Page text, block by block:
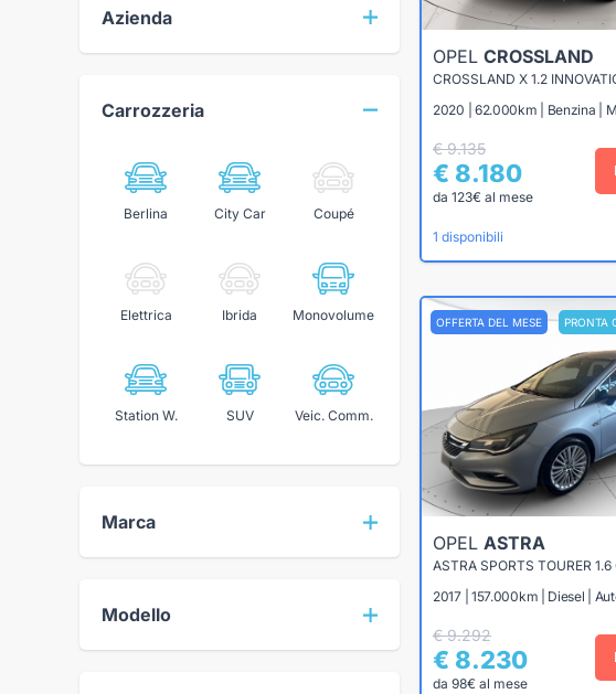
Azienda
Carrozzeria
Berlina City Car Coupé
Elettrica Ibrida Monovolume
Station W. SUV Veic. Comm.
Marca
Modello
OPEL CROSSLAND
CROSSLAND X 1.2
2020 | 62.000km | Benzina |
€ 9.135
€ 8.180
da 123€ al mese
1 disponibili
OFFERTA DEL MESE PRONTA
OPEL ASTRA
2017 | 157.000km | Diesel |
€ 9.292
€ 8.230
da 98€ al mese